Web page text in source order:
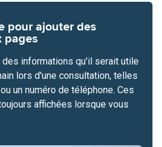
pour ajouter des
pages
informations qu'il serait utile
lors d'une consultation, telles
un numéro de téléphone. Ces
affichées lorsque vous